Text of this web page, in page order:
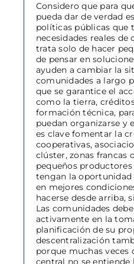
Considero que para
pueda dar de verdad
políticas públicas que
necesidades reales
trata solo de hacer
de pensar en
ayuden a cambiar la
comunidades a largo
que se garantice el
como la tierra,
formación técnica,
puedan organizarse y
es clave fomentar la
cooperativas,
clúster, zonas francas
pequeños
tengan la
en mejores
hacerse desde arriba,
Las comunidades
activamente en la
planificación de su
descentralización
porque muchas veces
central no se entiende